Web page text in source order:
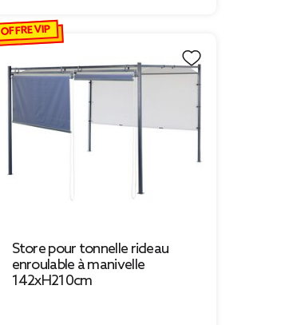
Store pour tonnelle rideau
enroulable à manivelle
142xH210cm
OFFRE VIP